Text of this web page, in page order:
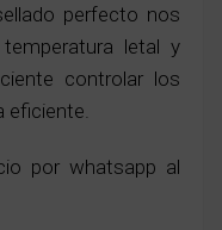
perfecto nos
letal y
controlar los
eficiente.
por whatsapp al